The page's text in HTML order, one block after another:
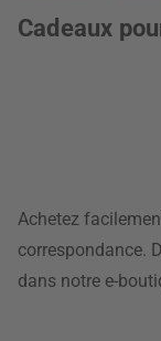
Cadeaux
Achetez
correspondance.
dans notre e-